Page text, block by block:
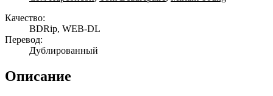
Качество:
BDRip, WEB-DL
Перевод:
Дублированный
Описание